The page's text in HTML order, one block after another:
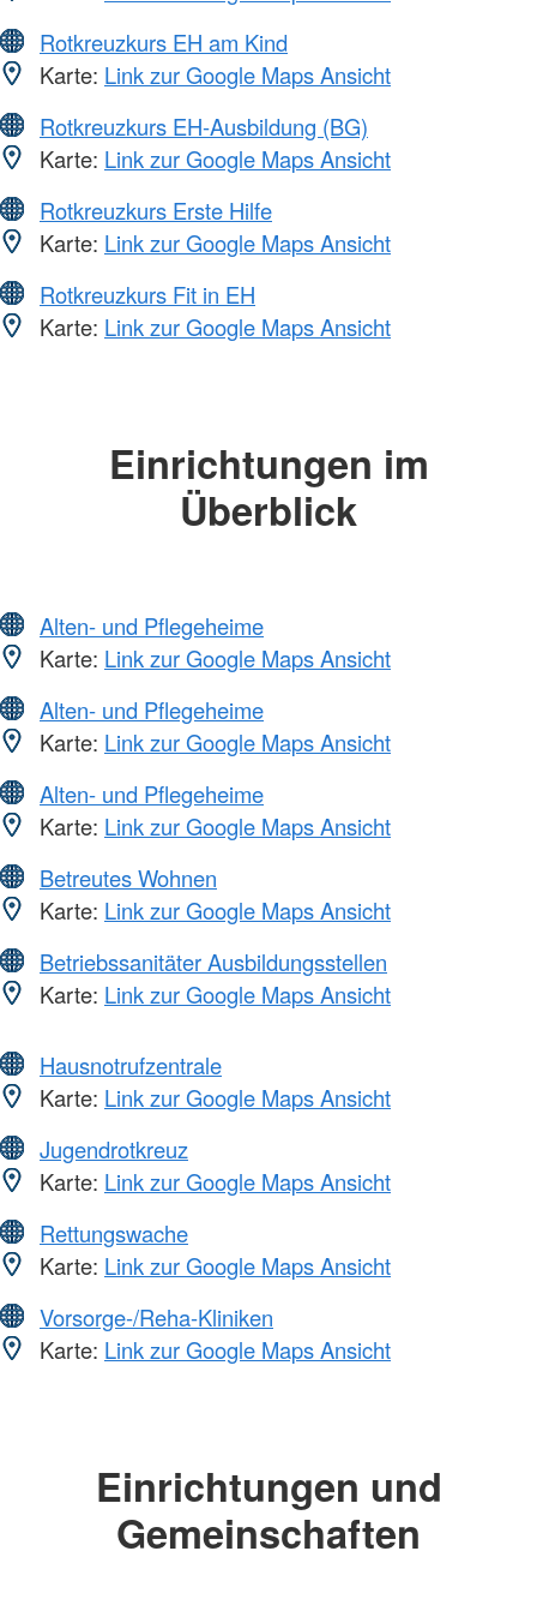
Rotkreuzkurs EH am Kind
Karte: Link zur Google Maps Ansicht
Rotkreuzkurs EH-Ausbildung (BG)
Karte: Link zur Google Maps Ansicht
Rotkreuzkurs Erste Hilfe
Karte: Link zur Google Maps Ansicht
Rotkreuzkurs Fit in EH
Karte: Link zur Google Maps Ansicht
Einrichtungen im
Überblick
Alten- und Pflegeheime
Karte: Link zur Google Maps Ansicht
Alten- und Pflegeheime
Karte: Link zur Google Maps Ansicht
Alten- und Pflegeheime
Karte: Link zur Google Maps Ansicht
Betreutes Wohnen
Karte: Link zur Google Maps Ansicht
Betriebssanitäter Ausbildungsstellen
Karte: Link zur Google Maps Ansicht
Hausnotrufzentrale
Karte: Link zur Google Maps Ansicht
Jugendrotkreuz
Karte: Link zur Google Maps Ansicht
Rettungswache
Karte: Link zur Google Maps Ansicht
Vorsorge-/Reha-Kliniken
Karte: Link zur Google Maps Ansicht
Einrichtungen und
Gemeinschaften